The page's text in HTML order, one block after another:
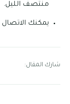
منتصف الليل.
يمكنك الاتصال على:
شارك المقال: